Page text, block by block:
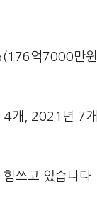
억7000만
4개, 2021년 7
쓰고 있습니다.